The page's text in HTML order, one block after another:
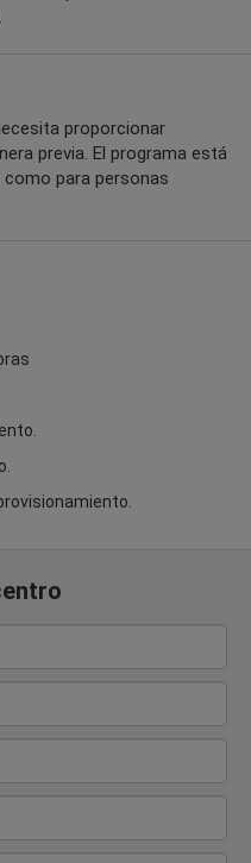
proporcionar
previa. El programa está
para personas